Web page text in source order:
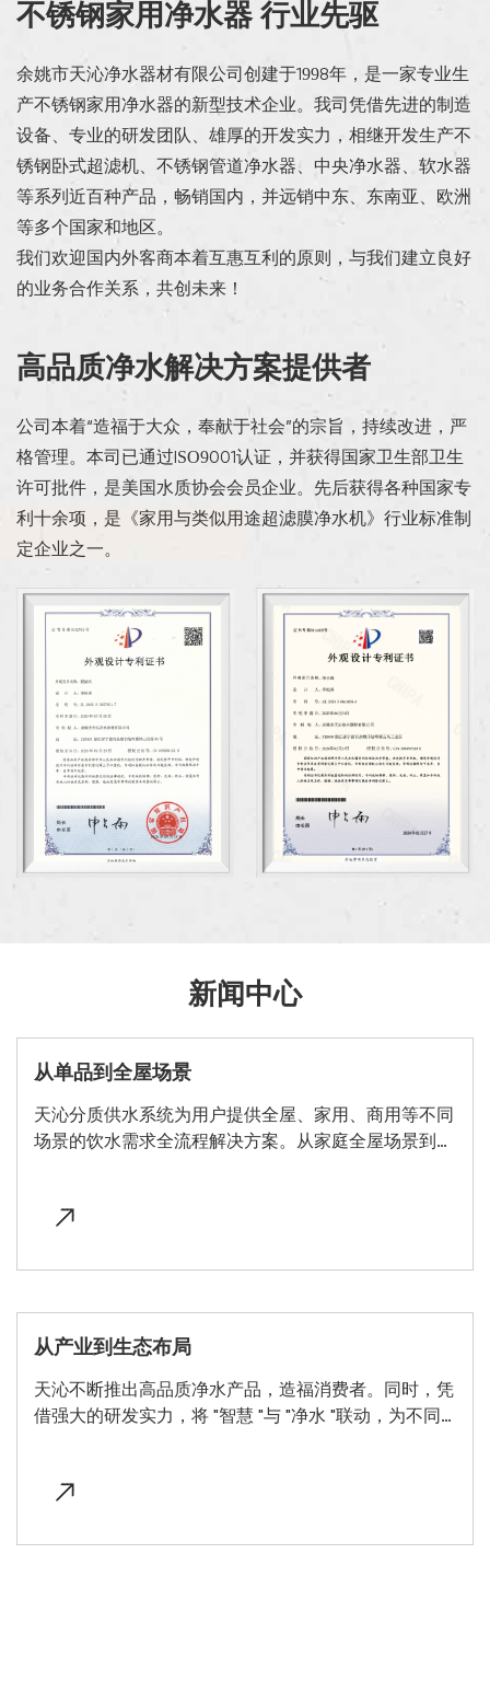
不锈钢家用净水器 行业先驱
余姚市天沁净水器材有限公司创建于1998年，是一家专业生
产不锈钢家用净水器的新型技术企业。我司凭借先进的制造
设备、专业的研发团队、雄厚的开发实力，相继开发生产不
锈钢卧式超滤机、不锈钢管道净水器、中央净水器、软水器
等系列近百种产品，畅销国内，并远销中东、东南亚、欧洲
等多个国家和地区。
我们欢迎国内外客商本着互惠互利的原则，与我们建立良好
的业务合作关系，共创未来！
高品质净水解决方案提供者
公司本着“造福于大众，奉献于社会”的宗旨，持续改进，严
格管理。本司已通过ISO9001认证，并获得国家卫生部卫生
许可批件，是美国水质协会会员企业。先后获得各种国家专
利十余项，是《家用与类似用途超滤膜净水机》行业标准制
定企业之一。
新闻中心
从单品到全屋场景
天沁分质供水系统为用户提供全屋、家用、商用等不同
场景的饮水需求全流程解决方案。从家庭全屋场景到多
从产业到生态布局
天沁不断推出高品质净水产品，造福消费者。同时，凭
借强大的研发实力，将 "智慧 "与 "净水 "联动，为不同